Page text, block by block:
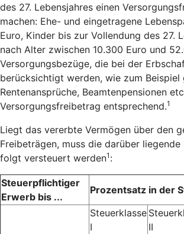
des 27. Lebensjahres einen
machen: Ehe- und eingetragene
Euro, Kinder bis zur Vollendung des 27.
nach Alter zwischen 10.300 Euro und
Versorgungsbezüge, die bei der
berücksichtigt werden, wie zum Beispiel
Rentenansprüche, Beamtenpensionen
Versorgungsfreibetrag entsprechend.1
Liegt das vererbte Vermögen über den
Freibeträgen, muss die darüber liegende
folgt versteuert werden1 :
Steuerpflichtiger
Erwerb bis ...
Prozentsatz in der
Steuerklasse
I
II